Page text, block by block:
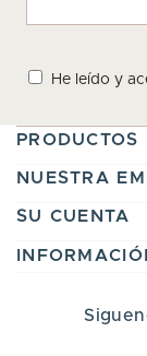
He leído y
PRODUCTOS
NUESTRA
SU CUENTA